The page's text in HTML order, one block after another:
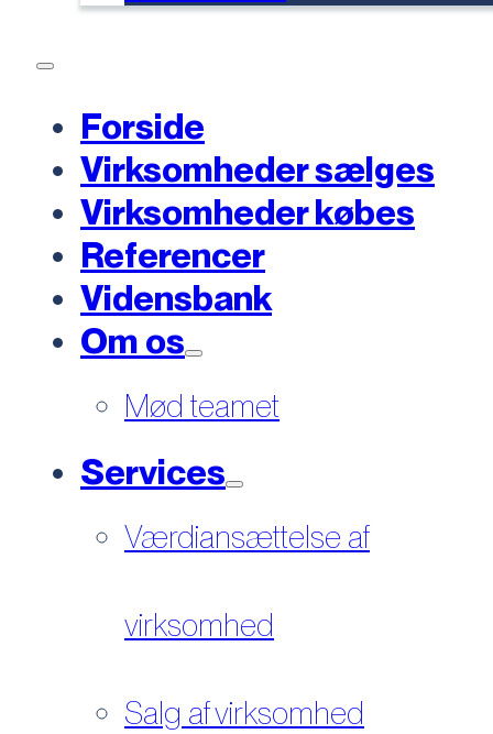
Forside
Virksomheder sælges
Virksomheder købes
Referencer
Vidensbank
Om os
Mød teamet
Services
Værdiansættelse af
virksomhed
Salg af virksomhed